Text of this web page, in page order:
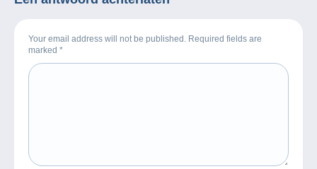
Your email address will not be published. Required fields are
marked *